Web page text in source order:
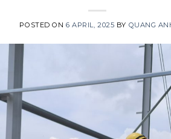
POSTED ON6 APRIL, 2025 BY QUANG